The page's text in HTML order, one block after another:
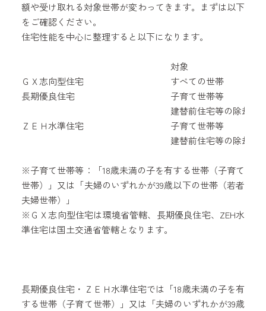
額や受け取れる対象世帯が変わってきます。まずは以下
をご確認ください。
住宅性能を中心に整理すると以下になります。
対象
ＧＸ志向型住宅
すべての世帯
長期優良住宅
子育て世帯等
建替前住宅等の除却を
ＺＥＨ水準住宅
子育て世帯等
建替前住宅等の除却を
※子育て世帯等：「18歳未満の子を有する世帯（子育て
世帯）」又は「夫婦のいずれかが39歳以下の世帯（若者
夫婦世帯）」
※ＧＸ志向型住宅は環境省管轄、長期優良住宅、ZEH水
準住宅は国土交通省管轄となります。
長期優良住宅・ＺＥＨ水準住宅では「18歳未満の子を有
する世帯（子育て世帯）」又は「夫婦のいずれかが39歳